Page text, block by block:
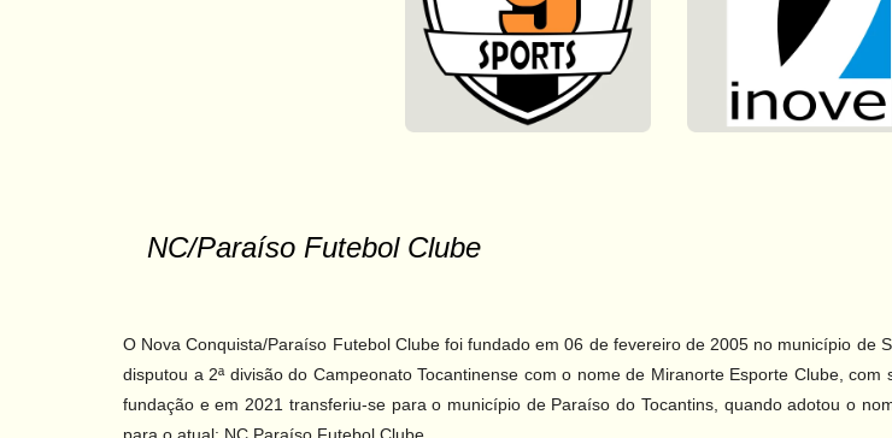
NC/Paraíso Futebol Clube
O Nova Conquista/Paraíso Futebol Clube foi fundado em 06 de fevereiro de 2005 no município de
disputou a 2ª divisão do Campeonato Tocantinense com o nome de Miranorte Esporte Clube,
fundação e em 2021 transferiu-se para o município de Paraíso do Tocantins, quando adotou o
para o atual: NC Paraíso Futebol Clube.